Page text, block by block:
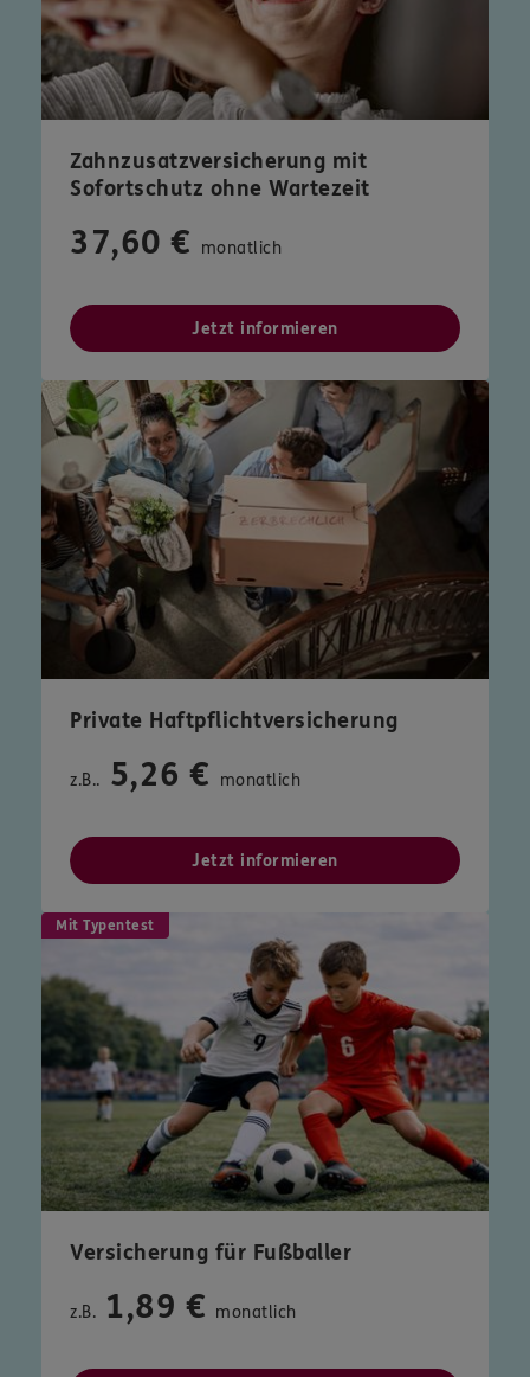
Zahnzusatzversicherung mit
Sofortschutz ohne Wartezeit
37,60 € monatlich
Jetzt informieren
Private Haftpflichtversicherung
z.B.. 5,26 € monatlich
Jetzt informieren
Mit Typentest
Versicherung für Fußballer
z.B. 1,89 € monatlich